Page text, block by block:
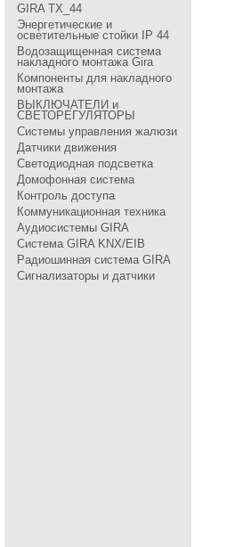
GIRA TX_44
Энергетические и
осветительные стойки IP 44
Водозащищенная система
накладного монтажа Gira
Компоненты для накладного
монтажа
ВЫКЛЮЧАТЕЛИ и
СВЕТОРЕГУЛЯТОРЫ
Системы управления жалюзи
Датчики движения
Светодиодная подсветка
Домофонная система
Контроль доступа
Коммуникационная техника
Аудиосистемы GIRA
Система GIRA KNX/EIB
Радиошинная система GIRA
Сигнализаторы и датчики